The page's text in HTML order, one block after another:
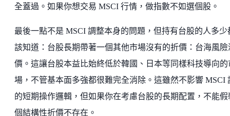
全蓋過。如果你想交易 MSCI 行情，做指數不如選個股。
最後一點不是 MSCI 調整本身的問題，但持有台股的人多少
該知道：台股長期帶著一個其他市場沒有的折價：台海風險
價。這讓台股本益比始終低於韓國、日本等同樣科技導向的
場，不管基本面多強都很難完全消除。這雖然不影響 MSCI
的短期操作邏輯，但如果你在考慮台股的長期配置，不能假
個結構性折價不存在。